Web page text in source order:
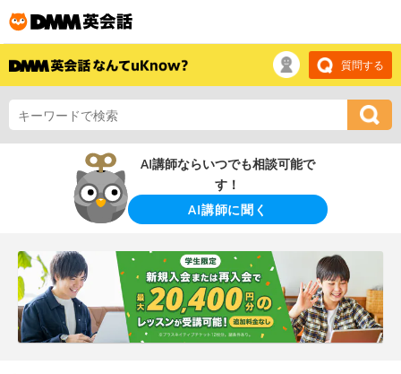
質問する
AI講師ならいつでも相談可能で
す！
AI講師に聞く